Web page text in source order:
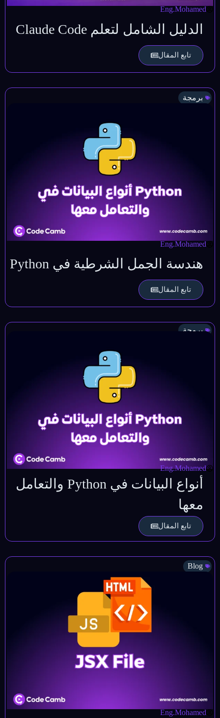
Eng.Mohamed
الدليل الشامل لتعلم Claude Code
تابع المقال
برمجة
Eng.Mohamed
هندسة الجمل الشرطية في Python
تابع المقال
برمجة
Eng.Mohamed
أنواع البيانات في Python والتعامل
معها
تابع المقال
Blog
Eng.Mohamed